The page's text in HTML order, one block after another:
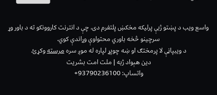
واسع ویب د پښتو ژبې پرلیکه مخکښ پلتفرم دی، چې د انترنت کاروونکو ته د باور وړ
سرچینو څخه باوري محتواوې وړاندې کوي.
د ویبپاڼې لا پرمختګ او ښه چوپړ لپاره له موږ سرهمرستهوکړئ.
دین هېواد ژبه | ملت امت بشریت
واتساپ: 93790236100+